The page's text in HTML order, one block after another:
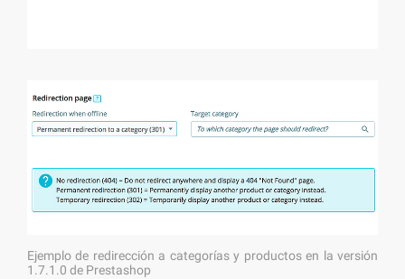
Ejemplo de redirección a categorías y productos en la versión
1.7.1.0 de Prestashop